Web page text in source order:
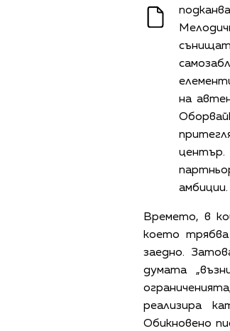
на
център.
амбиции.
Времето, в
което
заедно.
думата
реализира
Обикновено